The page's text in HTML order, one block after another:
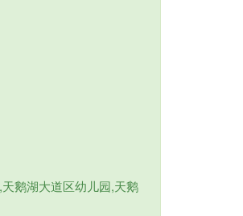
鹅湖大道区幼儿园,天鹅